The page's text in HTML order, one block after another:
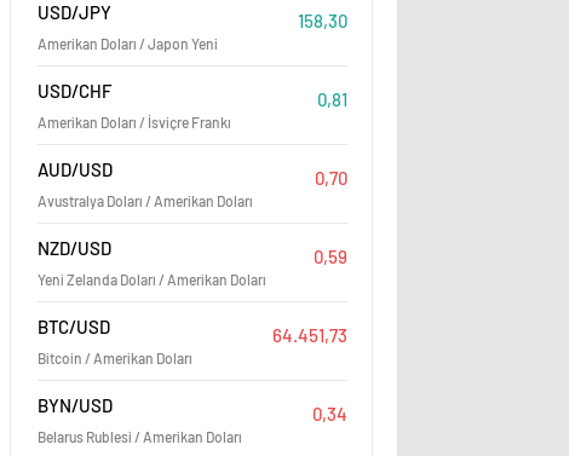
EİB’ten 2024’ün ilk
bölgeye ihracat
USD/JPY
Amerikan Doları / Japon Yeni
158,30
USD/CHF
Amerikan Doları / İsviçre Frankı
0,81
AUD/USD
Avustralya Doları / Amerikan Doları
0,70
NZD/USD
Yeni Zelanda Doları / Amerikan Doları
0,59
BTC/USD
Bitcoin / Amerikan Doları
64.451,73
BYN/USD
Belarus Rublesi / Amerikan Doları
0,34